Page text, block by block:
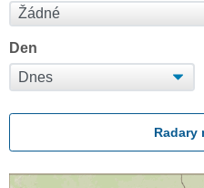
Den
Radary